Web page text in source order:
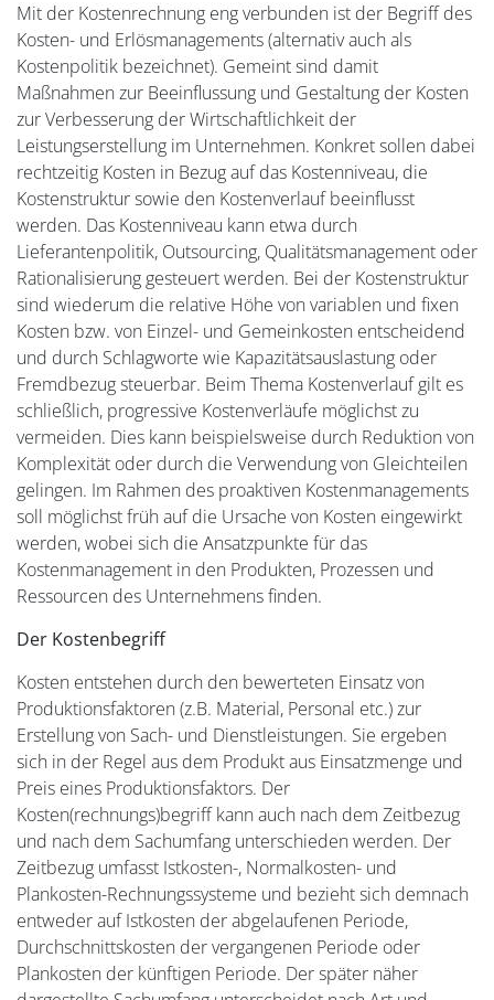
Mit der Kostenrechnung eng verbunden ist der Begriff des
Kosten- und Erlösmanagements (alternativ auch als
Kostenpolitik bezeichnet). Gemeint sind damit
Maßnahmen zur Beeinflussung und Gestaltung der Kosten
zur Verbesserung der Wirtschaftlichkeit der
Leistungserstellung im Unternehmen. Konkret sollen dabei
rechtzeitig Kosten in Bezug auf das Kostenniveau, die
Kostenstruktur sowie den Kostenverlauf beeinflusst
werden. Das Kostenniveau kann etwa durch
Lieferantenpolitik, Outsourcing, Qualitätsmanagement oder
Rationalisierung gesteuert werden. Bei der Kostenstruktur
sind wiederum die relative Höhe von variablen und fixen
Kosten bzw. von Einzel- und Gemeinkosten entscheidend
und durch Schlagworte wie Kapazitätsauslastung oder
Fremdbezug steuerbar. Beim Thema Kostenverlauf gilt es
schließlich, progressive Kostenverläufe möglichst zu
vermeiden. Dies kann beispielsweise durch Reduktion von
Komplexität oder durch die Verwendung von Gleichteilen
gelingen. Im Rahmen des proaktiven Kostenmanagements
soll möglichst früh auf die Ursache von Kosten eingewirkt
werden, wobei sich die Ansatzpunkte für das
Kostenmanagement in den Produkten, Prozessen und
Ressourcen des Unternehmens finden.
Der Kostenbegriff
Kosten entstehen durch den bewerteten Einsatz von
Produktionsfaktoren (z.B. Material, Personal etc.) zur
Erstellung von Sach- und Dienstleistungen. Sie ergeben
sich in der Regel aus dem Produkt aus Einsatzmenge und
Preis eines Produktionsfaktors. Der
Kosten(rechnungs)begriff kann auch nach dem Zeitbezug
und nach dem Sachumfang unterschieden werden. Der
Zeitbezug umfasst Istkosten-, Normalkosten- und
Plankosten-Rechnungssysteme und bezieht sich demnach
entweder auf Istkosten der abgelaufenen Periode,
Durchschnittskosten der vergangenen Periode oder
Plankosten der künftigen Periode. Der später näher